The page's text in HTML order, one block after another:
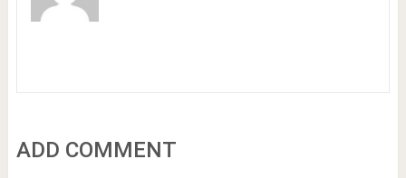
ADD COMMENT